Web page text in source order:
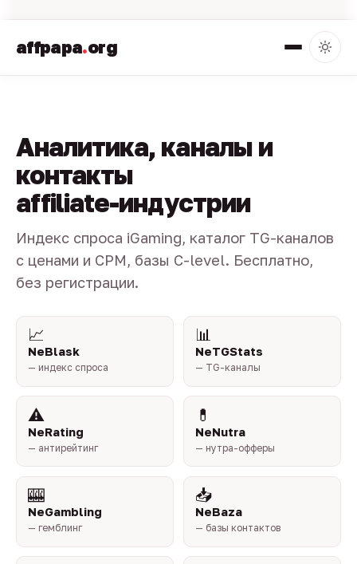
affpapa.org
Аналитика, каналы и
контакты
affiliate-индустрии
Индекс спроса iGaming, каталог TG-каналов
с ценами и CPM, базы C-level. Бесплатно,
без регистрации.
📈
NeBlask
— индекс спроса
📊
NeTGStats
— TG-каналы
⚠️
NeRating
— антирейтинг
💊
NeNutra
— нутра-офферы
🎰
NeGambling
— гемблинг
📥
NeBaza
— базы контактов